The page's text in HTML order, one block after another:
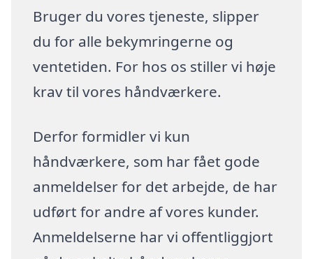
Bruger du vores tjeneste, slipper
du for alle bekymringerne og
ventetiden. For hos os stiller vi høje
krav til vores håndværkere.
Derfor formidler vi kun
håndværkere, som har fået gode
anmeldelser for det arbejde, de har
udført for andre af vores kunder.
Anmeldelserne har vi offentliggjort